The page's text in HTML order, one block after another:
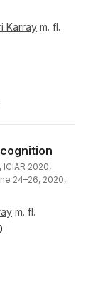
Karray m. fl.
2020,
24–26, 2020,
m. fl.